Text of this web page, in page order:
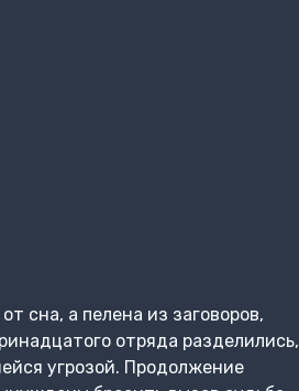
сна, а пелена из заговоров,
отряда разделились,
угрозой. Продолжение